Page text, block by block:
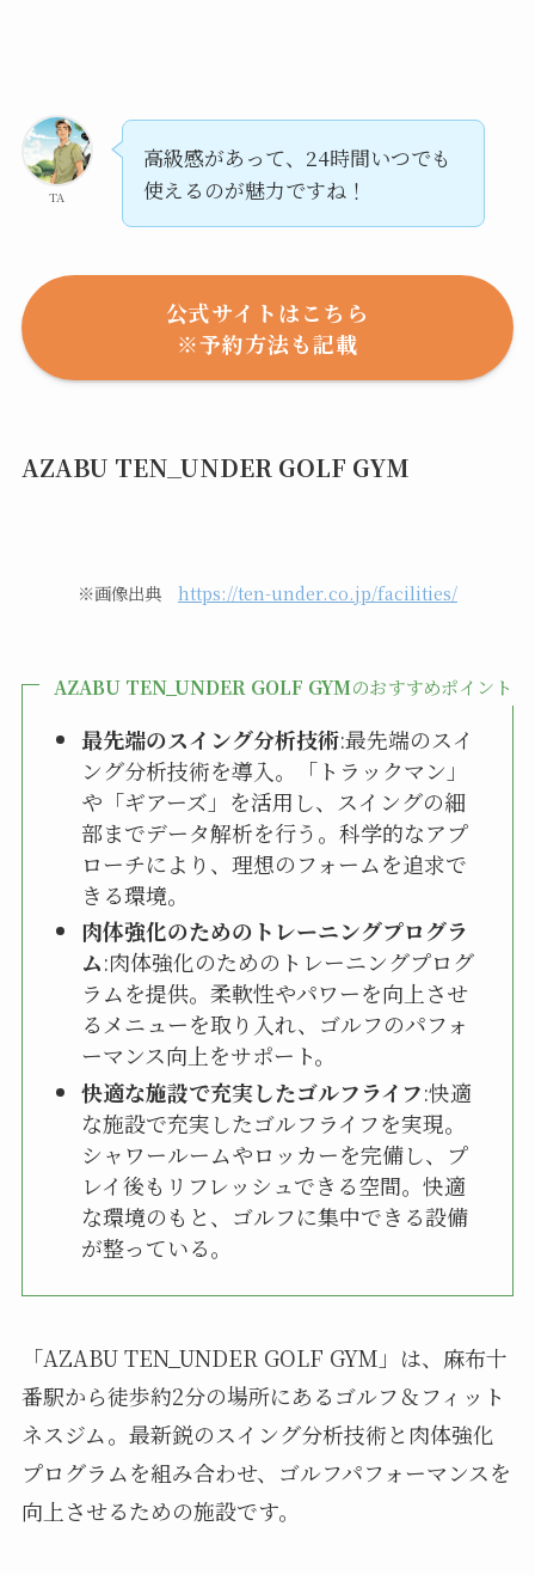
TA
高級感があって、24時間いつでも
使えるのが魅力ですね！
公式サイトはこちら
※予約方法も記載
AZABU TEN_UNDER GOLF GYM
※画像出典 https://ten-under.co.jp/facilities/
AZABU TEN_UNDER GOLF GYMのおすすめポイント
最先端のスイング分析技術:最先端のスイ
ング分析技術を導入。「トラックマン」
や「ギアーズ」を活用し、スイングの細
部までデータ解析を行う。科学的なアプ
ローチにより、理想のフォームを追求で
きる環境。
肉体強化のためのトレーニングプログラ
ム:肉体強化のためのトレーニングプログ
ラムを提供。柔軟性やパワーを向上させ
るメニューを取り入れ、ゴルフのパフォ
ーマンス向上をサポート。
快適な施設で充実したゴルフライフ:快適
な施設で充実したゴルフライフを実現。
シャワールームやロッカーを完備し、プ
レイ後もリフレッシュできる空間。快適
な環境のもと、ゴルフに集中できる設備
が整っている。
「AZABU TEN_UNDER GOLF GYM」は、麻布十
番駅から徒歩約2分の場所にあるゴルフ＆フィット
ネスジム。最新鋭のスイング分析技術と肉体強化
プログラムを組み合わせ、ゴルフパフォーマンスを
向上させるための施設です。